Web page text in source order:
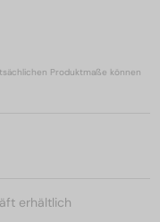
Produktmaße können
erhältlich